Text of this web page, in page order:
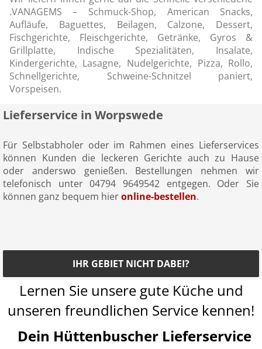
.VANAGEMS – Schmuck-Shop, American Snacks,
Aufläufe, Baguettes, Beilagen, Calzone, Dessert,
Fischgerichte, Fleischgerichte, Getränke, Gyros &
Grillplatte, Indische Spezialitäten, Insalate,
Kindergerichte, Lasagne, Nudelgerichte, Pizza, Rollo,
Schnellgerichte, Schweine-Schnitzel paniert,
Vorspeisen.
Lieferservice in Worpswede
Für Selbstabholer oder im Rahmen eines Lieferservices
können Kunden die leckeren Gerichte auch zu Hause
oder anderswo genießen. Bestellungen nehmen wir
telefonisch unter 04794 9649542 entgegen. Oder Sie
können ganz bequem hieronline-bestellen.
IHR GEBIET NICHT DABEI?
Lernen Sie unsere gute Küche und
unseren freundlichen Service kennen!
Dein Hüttenbuscher Lieferservice